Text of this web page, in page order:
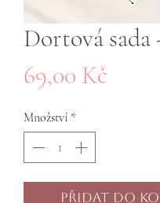
Dortová sada
69,00 Kč
Množství *
Přidat do